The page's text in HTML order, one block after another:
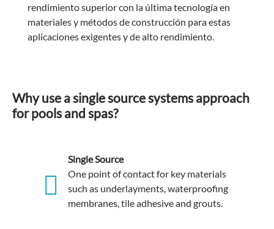
rendimiento superior con la última tecnología en
materiales y métodos de construcción para estas
aplicaciones exigentes y de alto rendimiento.
Why use a single source systems approach
for pools and spas?
Single Source
One point of contact for key materials
such as underlayments, waterproofing
membranes, tile adhesive and grouts.